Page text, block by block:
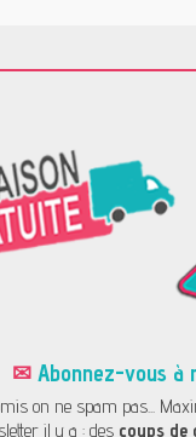
✉ Abonnez-vous à
on ne spam pas...
il y a : des coups